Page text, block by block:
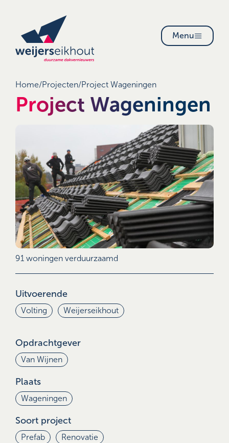
Menu
Home/Projecten/Project Wageningen
Project Wageningen
91 woningen verduurzaamd
Uitvoerende
Opdrachtgever
Plaats
Soort project
Volting Weijerseikhout
Van Wijnen
Wageningen
Prefab Renovatie